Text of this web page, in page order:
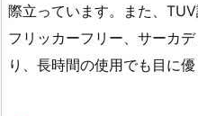
際立っています。また、
フリッカーフリー、サーカ
り、長時間の使用でも目に